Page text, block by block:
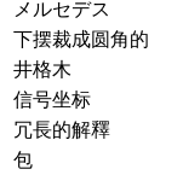
メルセデス
下摆裁成圆角的
井格木
信号坐标
冗長的解釋
包